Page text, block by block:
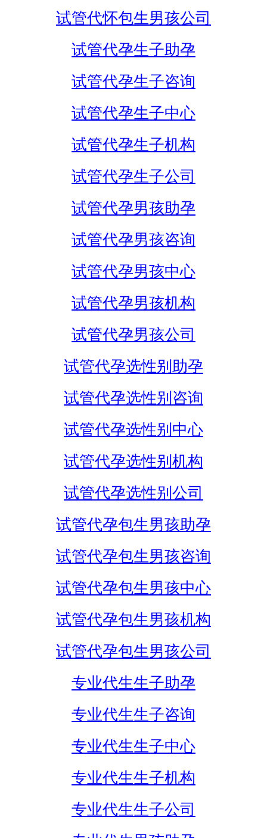
试管代怀包生男孩公司
试管代孕生子助孕
试管代孕生子咨询
试管代孕生子中心
试管代孕生子机构
试管代孕生子公司
试管代孕男孩助孕
试管代孕男孩咨询
试管代孕男孩中心
试管代孕男孩机构
试管代孕男孩公司
试管代孕选性别助孕
试管代孕选性别咨询
试管代孕选性别中心
试管代孕选性别机构
试管代孕选性别公司
试管代孕包生男孩助孕
试管代孕包生男孩咨询
试管代孕包生男孩中心
试管代孕包生男孩机构
试管代孕包生男孩公司
专业代生生子助孕
专业代生生子咨询
专业代生生子中心
专业代生生子机构
专业代生生子公司